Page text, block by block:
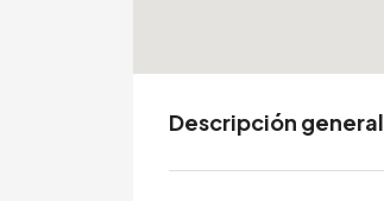
Descripción general